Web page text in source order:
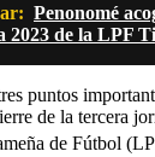
Penonomé
2023 de la LPF
puntos
de la tercera
de Fútbol